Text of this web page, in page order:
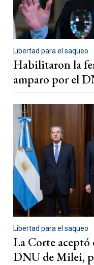
Libertad para el saqueo
Habilitaron la
amparo por el
Libertad para el saqueo
La Corte aceptó
DNU de Milei,